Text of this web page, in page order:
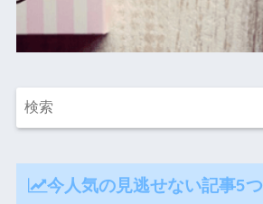
今人気の見逃せない記事5つ